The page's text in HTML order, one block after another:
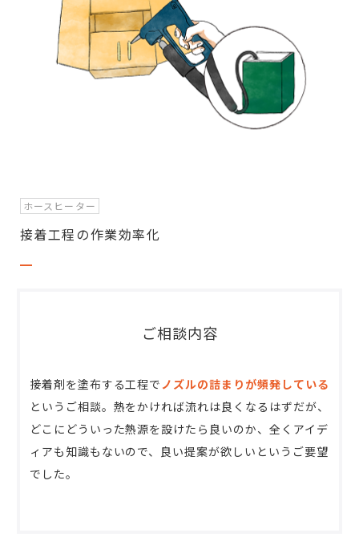
ホースヒーター
接着工程の作業効率化
ご相談内容
接着剤を塗布する工程で ノズルの詰まりが頻発している
というご相談。熱をかければ流れは良くなるはずだが、
どこにどういった熱源を設けたら良いのか、全くアイデ
ィアも知識もないので、良い提案が欲しいというご要望
でした。